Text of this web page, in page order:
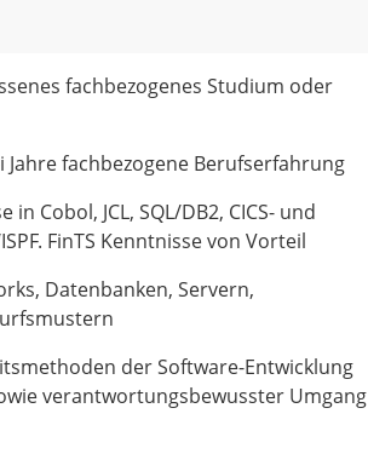
fachbezogenes Studium oder
fachbezogene Berufserfahrung
Cobol, JCL, SQL/DB2, CICS- und
FinTS Kenntnisse von Vorteil
Datenbanken, Servern,
der Software-Entwicklung
verantwortungsbewusster Umgang